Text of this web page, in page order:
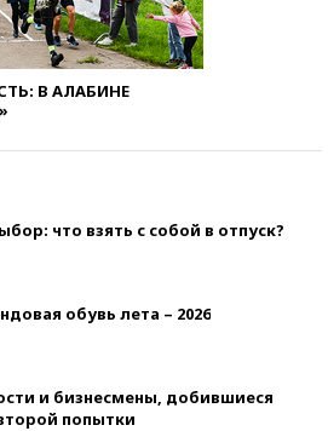
В АЛАБИНЕ
что взять с собой в отпуск?
обувь лета – 2026
и бизнесмены, добившиеся
попытки